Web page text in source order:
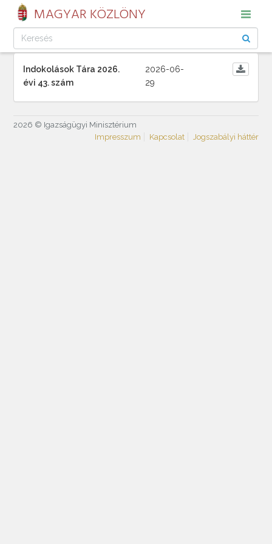
MAGYAR KÖZLÖNY
Indokolások Tára 2026.
évi 43. szám
2026-06-
29
2026 © Igazságügyi Minisztérium
Impresszum
Kapcsolat Jogszabályi háttér